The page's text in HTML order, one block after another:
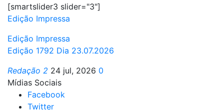
[smartslider3 slider="3"]
Edição Impressa
Edição Impressa
Edição 1792 Dia 23.07.2026
Redação 2 24 jul, 2026 0
Mídias Sociais
Facebook
Twitter